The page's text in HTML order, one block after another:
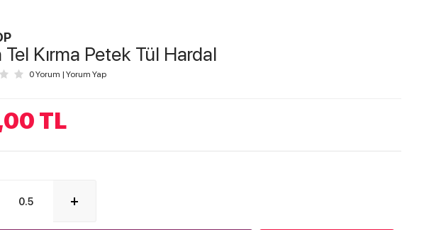
Tel Kırma Petek Tül Hardal
0 Yorum | Yorum Yap
TL